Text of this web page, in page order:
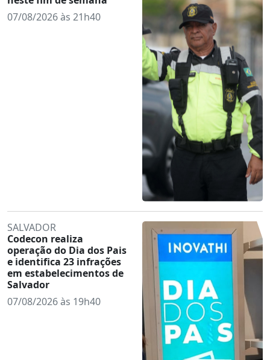
07/08/2026 às 21h40
SALVADOR
Codecon realiza
operação do Dia dos Pais
e identifica 23 infrações
em estabelecimentos de
Salvador
07/08/2026 às 19h40